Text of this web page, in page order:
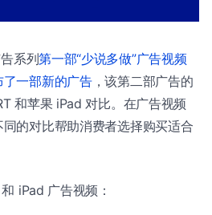
系列第一部“少说多做”广告视频
了一部新的广告，该第二部广告的
和苹果 iPad 对比。在广告视频
的对比帮助消费者选择购买适合
iPad 广告视频：